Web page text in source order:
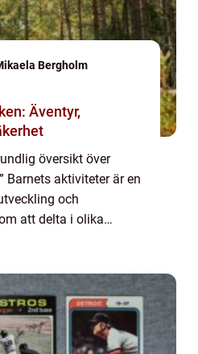
Bergholm
Äventyr,
översikt över
Barnets aktiviteter är en
och
att delta i olika